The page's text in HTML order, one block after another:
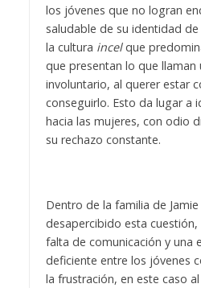
los jóvenes que no logran
saludable de su identidad
la cultura incelque
que presentan lo que llaman
involuntario, al querer estar
conseguirlo. Esto da lugar a
hacia las mujeres, con odio
su rechazo constante.
Dentro de la familia de
desapercibido esta
falta de comunicación y una
deficiente entre los jóvenes
la frustración, en este caso